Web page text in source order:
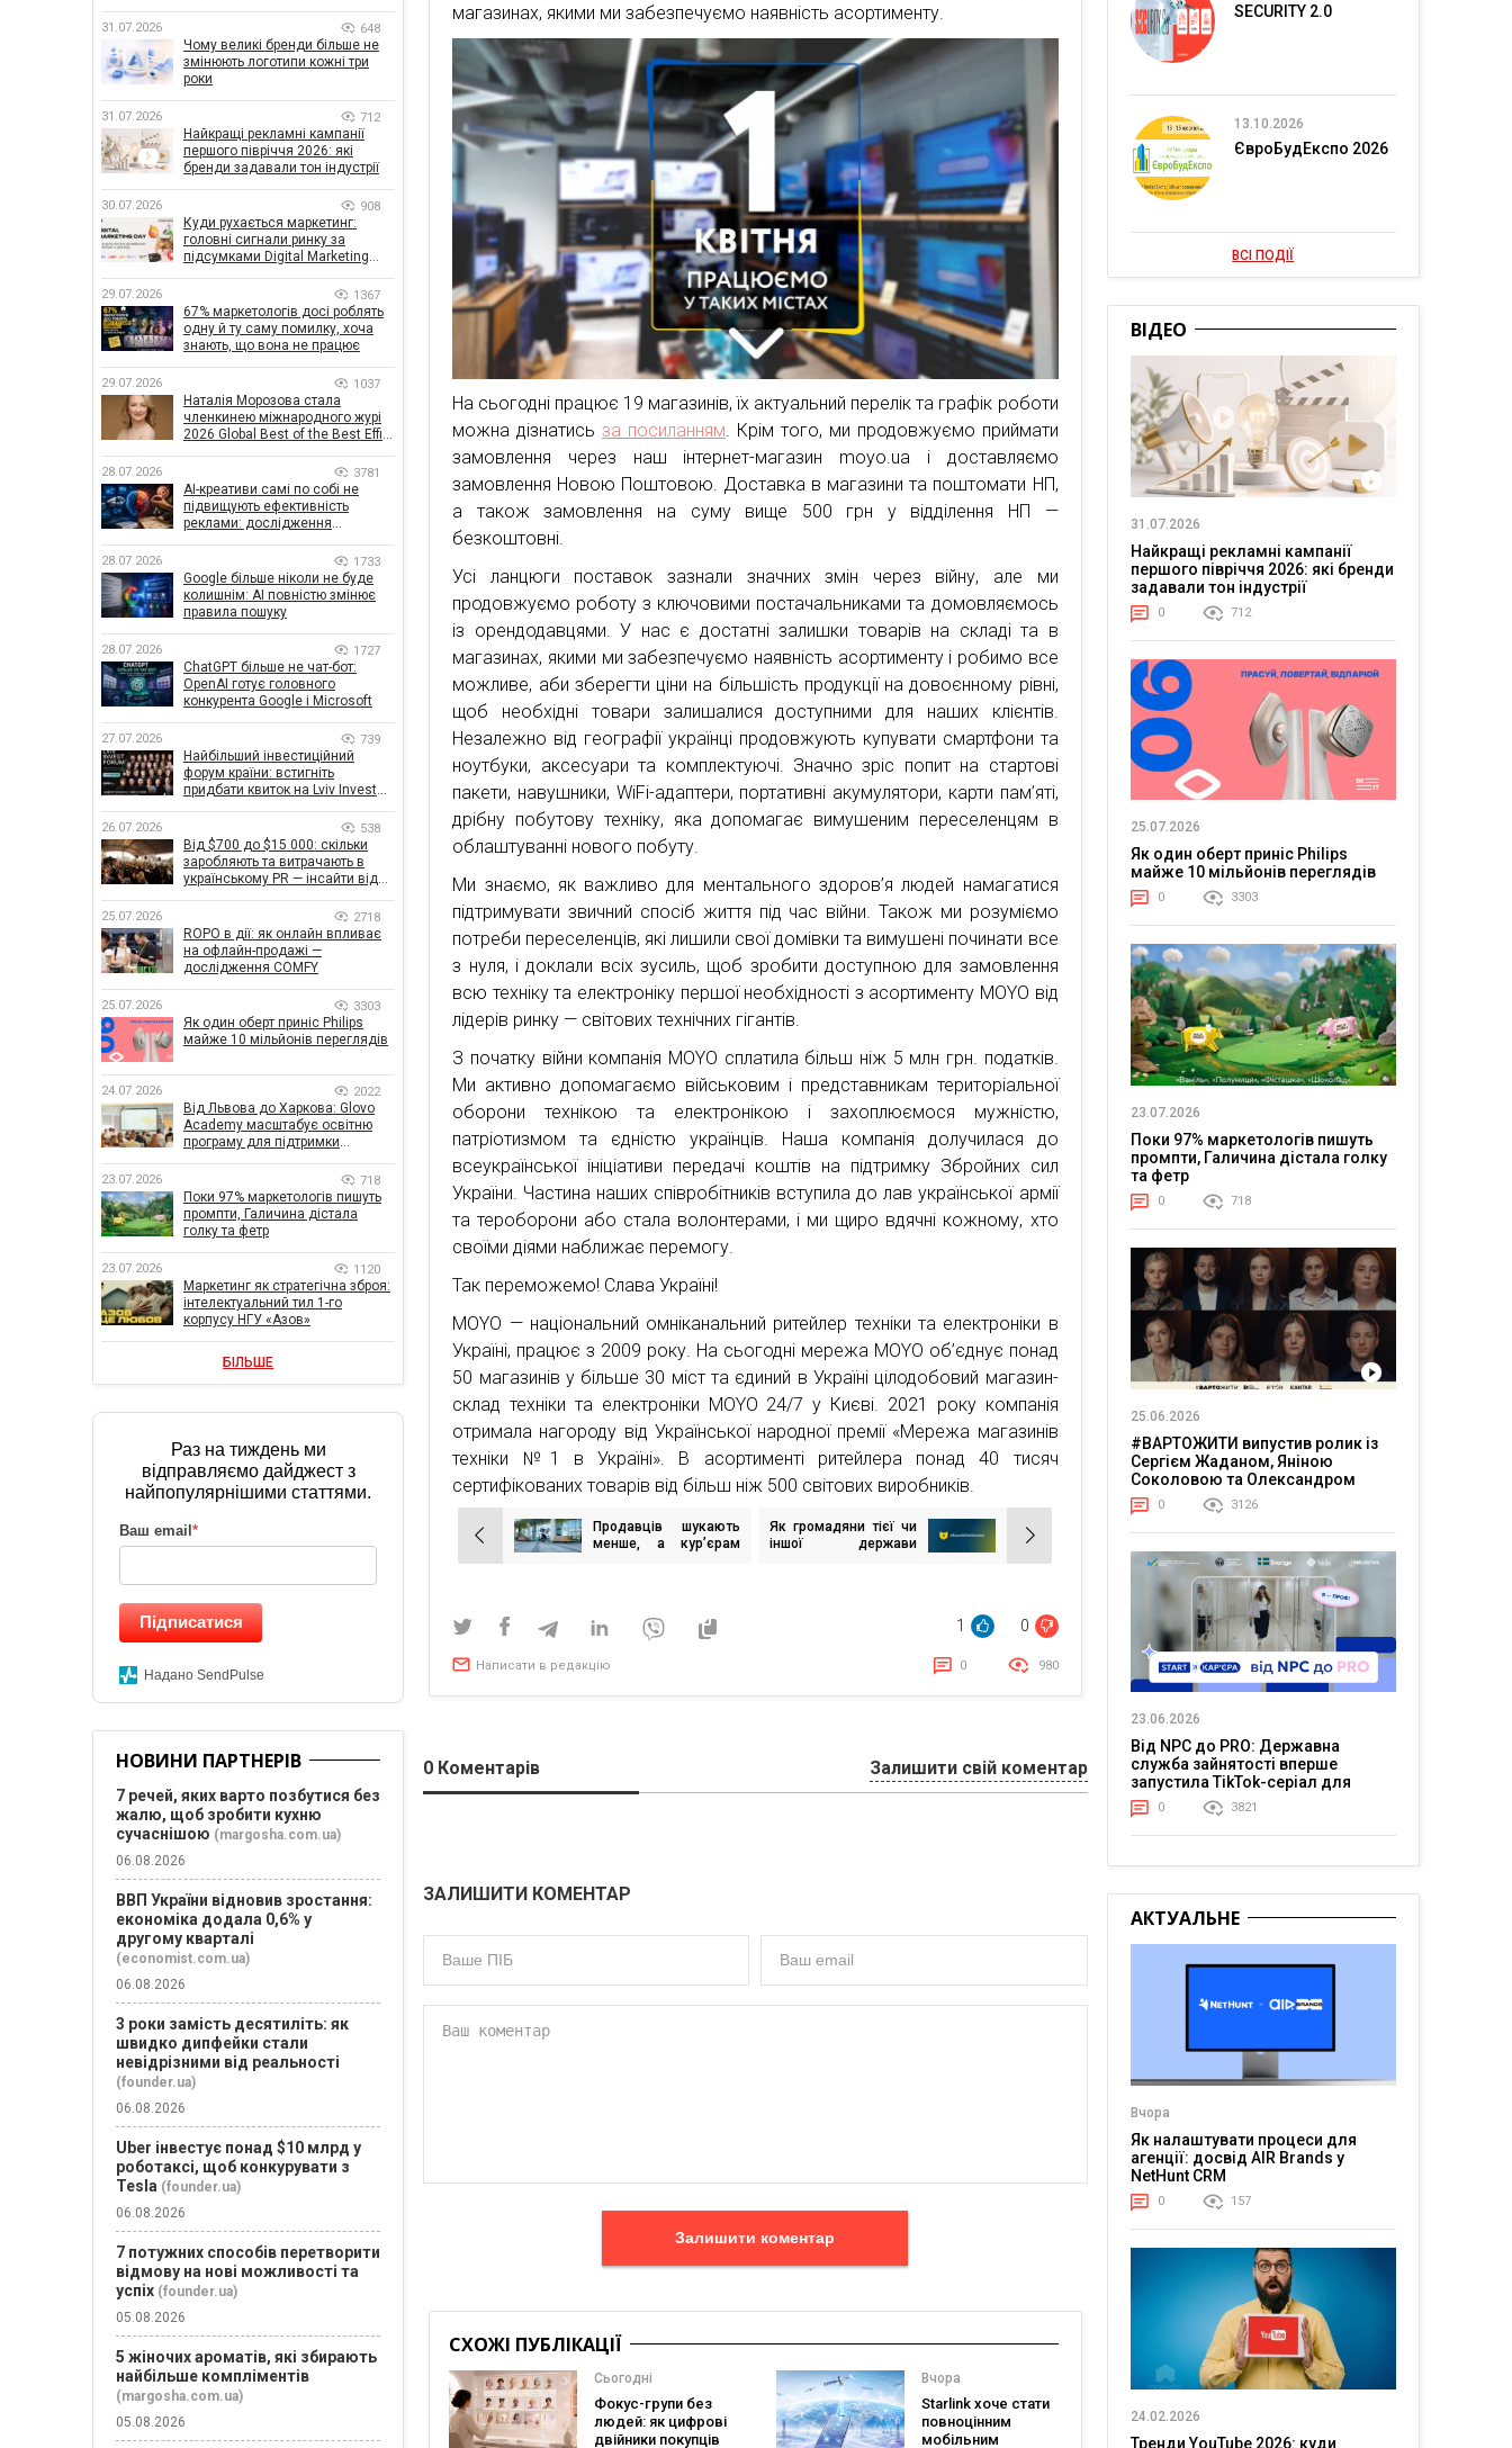
магазинах, якими ми забезпечуємо наявність асортименту.
На сьогодні працює 19 магазинів, їх актуальний перелік та графік роботи
можна дізнатисьза посиланням. Крім того, ми продовжуємо приймати
замовлення через наш інтернет-магазин moyo.ua і доставляємо
замовлення Новою Поштовою. Доставка в магазини та поштомати НП,
а також замовлення на суму вище 500 грн у відділення НП —
безкоштовні.
Усі ланцюги поставок зазнали значних змін через війну, але ми
продовжуємо роботу з ключовими постачальниками та домовляємось
із орендодавцями. У нас є достатні залишки товарів на складі та в
магазинах, якими ми забезпечуємо наявність асортименту і робимо все
можливе, аби зберегти ціни на більшість продукції на довоєнному рівні,
щоб необхідні товари залишалися доступними для наших клієнтів.
Незалежно від географії українці продовжують купувати смартфони та
ноутбуки, аксесуари та комплектуючі. Значно зріс попит на стартові
пакети, навушники, WiFi-адаптери, портативні акумулятори, карти пам’яті,
дрібну побутову техніку, яка допомагає вимушеним переселенцям в
облаштуванні нового побуту.
Ми знаємо, як важливо для ментального здоров’я людей намагатися
підтримувати звичний спосіб життя під час війни. Також ми розуміємо
потреби переселенців, які лишили свої домівки та вимушені починати все
з нуля, і доклали всіх зусиль, щоб зробити доступною для замовлення
всю техніку та електроніку першої необхідності з асортименту MOYO від
лідерів ринку — світових технічних гігантів.
З початку війни компанія MOYO сплатила більш ніж 5 млн грн. податків.
Ми активно допомагаємо військовим і представникам територіальної
оборони технікою та електронікою і захоплюємося мужністю,
патріотизмом та єдністю українців. Наша компанія долучилася до
всеукраїнської ініціативи передачі коштів на підтримку Збройних сил
України. Частина наших співробітників вступила до лав української армії
та тероборони або стала волонтерами, і ми щиро вдячні кожному, хто
своїми діями наближає перемогу.
Так переможемо! Слава Україні!
MOYO — національний омніканальний ритейлер техніки та електроніки в
Україні, працює з 2009 року. На сьогодні мережа MOYO об’єднує понад
50 магазинів у більше 30 міст та єдиний в Україні цілодобовий магазин-
склад техніки та електроніки MOYO 24/7 у Києві. 2021 року компанія
отримала нагороду від Української народної премії «Мережа магазинів
техніки №1 в Україні». В асортименті ритейлера понад 40 тисяч
сертифікованих товарів від більш ніж 500 світових виробників.
Навігація
записів
Продавців шукають
менше, а кур’єрам
Як громадяни тієї чи
іншої держави
1 0
Написати в редакцію 0 980
0 Коментарів Залишити свій коментар
ЗАЛИШИТИ КОМЕНТАР
Залишити коментар
СХОЖІ ПУБЛІКАЦІЇ
Сьогодні
Фокус-групи без
людей: як цифрові
двійники покупців
Вчора
Starlink хоче стати
повноцінним
мобільним
31.07.2026 648
Чому великі бренди більше не
змінюють логотипи кожні три
роки
31.07.2026 712
Найкращі рекламні кампанії
першого півріччя 2026: які
бренди задавали тон індустрії
30.07.2026 908
Куди рухається маркетинг:
головні сигнали ринку за
підсумками Digital Marketing
29.07.2026 1367
67% маркетологів досі роблять
одну й ту саму помилку, хоча
знають, що вона не працює
29.07.2026 1037
Наталія Морозова стала
членкинею міжнародного журі
2026 Global Best of the Best Effie
28.07.2026 3781
AI-креативи самі по собі не
підвищують ефективність
реклами: дослідження
впливає на ефективність
кампаній
28.07.2026 1733
Google більше ніколи не буде
колишнім: AI повністю змінює
правила пошуку
28.07.2026 1727
ChatGPT більше не чат-бот:
OpenAI готує головного
конкурента Google і Microsoft
27.07.2026 739
Найбільший інвестиційний
форум країни: встигніть
придбати квиток на Lviv Invest
26.07.2026 538
Від $700 до $15 000: скільки
заробляють та витрачають в
українському PR — інсайти від
25.07.2026 2718
ROPO в дії: як онлайн впливає
на офлайн-продажі —
дослідження COMFY
25.07.2026 3303
Як один оберт приніс Philips
майже 10 мільйонів переглядів
24.07.2026 2022
Від Львова до Харкова: Glovo
Academy масштабує освітню
програму для підтримки
23.07.2026 718
Поки 97% маркетологів пишуть
промпти, Галичина дістала
голку та фетр
23.07.2026 1120
Маркетинг як стратегічна зброя:
інтелектуальний тил 1-го
корпусу НГУ «Азов»
БІЛЬШЕ
Раз на тиждень ми
відправляємо дайджест з
найпопулярнішими статтями.
Ваш email *
Підписатися
Надано SendPulse
НОВИНИ ПАРТНЕРІВ
7 речей, яких варто позбутися без
жалю, щоб зробити кухню
сучаснішою (margosha.com.ua)
06.08.2026
ВВП України відновив зростання:
економіка додала 0,6% у
другому кварталі
(economist.com.ua)
06.08.2026
3 роки замість десятиліть: як
швидко дипфейки стали
невідрізними від реальності
(founder.ua)
06.08.2026
Uber інвестує понад $10 млрд у
роботаксі, щоб конкурувати з
Tesla (founder.ua)
06.08.2026
7 потужних способів перетворити
відмову на нові можливості та
успіх (founder.ua)
05.08.2026
5 жіночих ароматів, які збирають
найбільше компліментів
(margosha.com.ua)
05.08.2026
SECURITY 2.0
13.10.2026
ЄвроБудЕкспо 2026
ВСІ ПОДІЇ
ВІДЕО
31.07.2026
Найкращі рекламні кампанії
першого півріччя 2026: які бренди
задавали тон індустрії
0 712
25.07.2026
Як один оберт приніс Philips
майже 10 мільйонів переглядів
0 3303
23.07.2026
Поки 97% маркетологів пишуть
промпти, Галичина дістала голку
та фетр
0 718
25.06.2026
#ВАРТОЖИТИ випустив ролик із
Сергієм Жаданом, Яніною
Соколовою та Олександром
Тереном про життя в постійній
напрузі
0 3126
23.06.2026
Від NPC до PRO: Державна
служба зайнятості вперше
запустила TikTok-серіал для
молоді
0 3821
АКТУАЛЬНЕ
Вчора
Як налаштувати процеси для
агенції: досвід AIR Brands у
NetHunt CRM
0 157
24.02.2026
Тренди YouTube 2026: куди